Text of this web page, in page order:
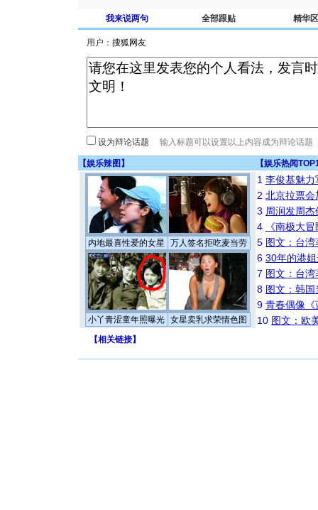
我来说两句 全部跟贴 精华区
用户：
设为辩论话题
【娱乐辣图 】 【娱乐热闻
内地最喜性爱的女星 万人签名拒吃麦当劳
小丫青涩童年照曝光 女星卖乳求荣情色图
1 李俊基魅力
2 北京拉票
3 周润发周
4
《南极大
5 图文：台
6 30年的港
7 图文：台
8 图文：韩
9 青春偶像《
10 图文：欧
【相关链接】